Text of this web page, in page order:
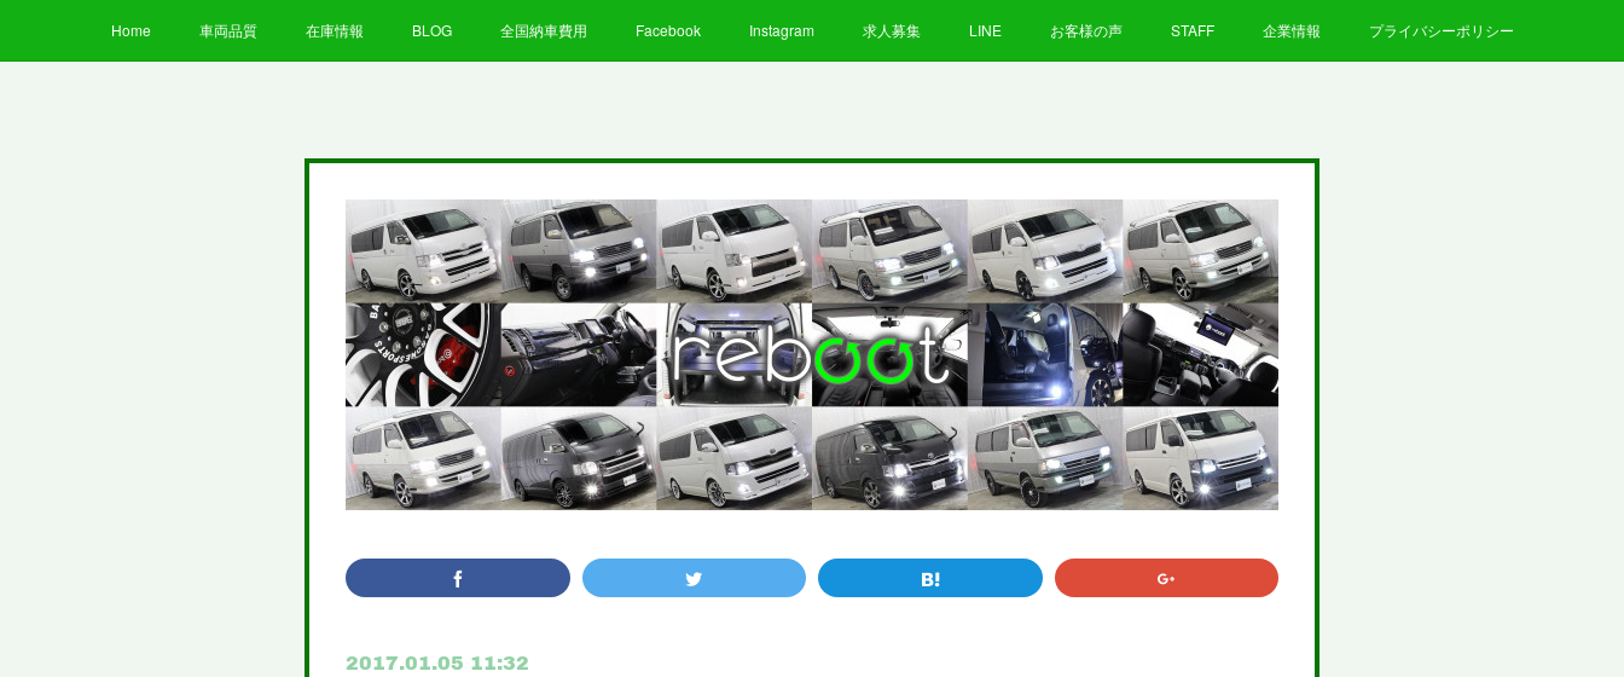
Home 車両品質 在庫情報 BLOG 全国納車費用 Facebook Instagram 求人募集 LINE お客様の声 STAFF 企業情報 プライバシーポリシー
2017.01.05 11:32